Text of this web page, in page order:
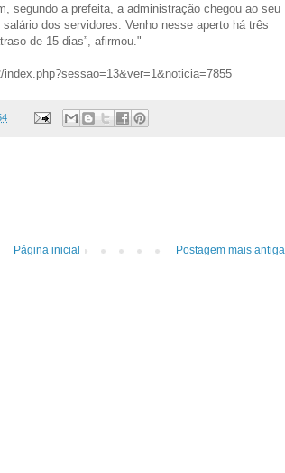
segundo a prefeita, a administração chegou ao seu
dos servidores. Venho nesse aperto há três
de 15 dias”, afirmou."
Postagem mais antiga
Página inicial